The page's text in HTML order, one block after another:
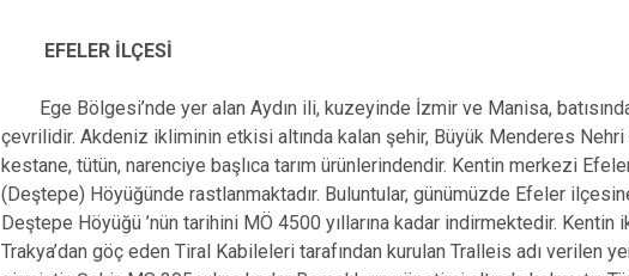
Bozdoğan
Buharkent
Çine
Didim
Germencik
EFELER İLÇESİ
Ege Bölgesi’nde yer alan Aydın ili, kuzeyinde İzmir ve Manisa,
çevrilidir. Akdeniz ikliminin etkisi altında kalan şehir, Büyük Menderes
kestane, tütün, narenciye başlıca tarım ürünlerindendir. Kentin merkezi
(Deştepe) Höyüğünde rastlanmaktadır. Buluntular, günümüzde Efeler
Deştepe Höyüğü ’nün tarihini MÖ 4500 yıllarına kadar indirmektedir.
Trakya’dan göç eden Tiral Kabileleri tarafından kurulan Tralleis adı verilen